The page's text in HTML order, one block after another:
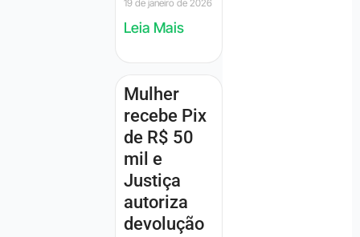
19 de janeiro de 2026
Leia Mais
Mulher
recebe Pix
de R$ 50
mil e
Justiça
autoriza
devolução